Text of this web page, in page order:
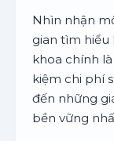
Nhìn nhận
gian tìm hiểu
khoa chính
kiệm chi phí
đến những
bền vững